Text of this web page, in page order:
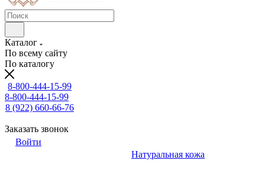
Каталог
По всему сайту
По каталогу
8-800-444-15-99
8-800-444-15-99
8 (922) 660-66-76
Заказать звонок
Войти
Натуральная кожа